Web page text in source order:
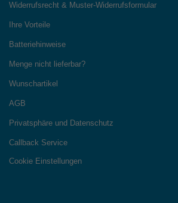
Widerrufsrecht & Muster-Widerrufsformular
Ihre Vorteile
Batteriehinweise
Menge nicht lieferbar?
Wunschartikel
AGB
Privatsphäre und Datenschutz
Callback Service
Cookie Einstellungen